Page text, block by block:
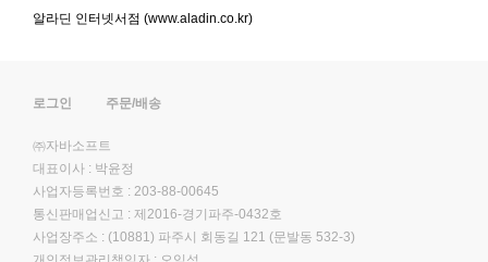
알라딘 인터넷서점 (www.aladin.co.kr)
로그인 주문/배송
㈜자바소프트
대표이사 : 박윤정
사업자등록번호 : 203-88-00645
통신판매업신고 : 제2016-경기파주-0432호
사업장주소 : (10881) 파주시 회동길 121 (문발동 532-3)